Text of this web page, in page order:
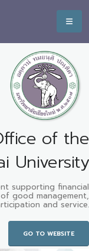
of the
University
supporting financial
good management,
and service.
GO TO WEBSITE